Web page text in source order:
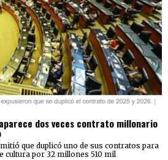
dos veces contrato millonario
que duplicó uno de sus contratos para
cultura por 32 millones 510 mil